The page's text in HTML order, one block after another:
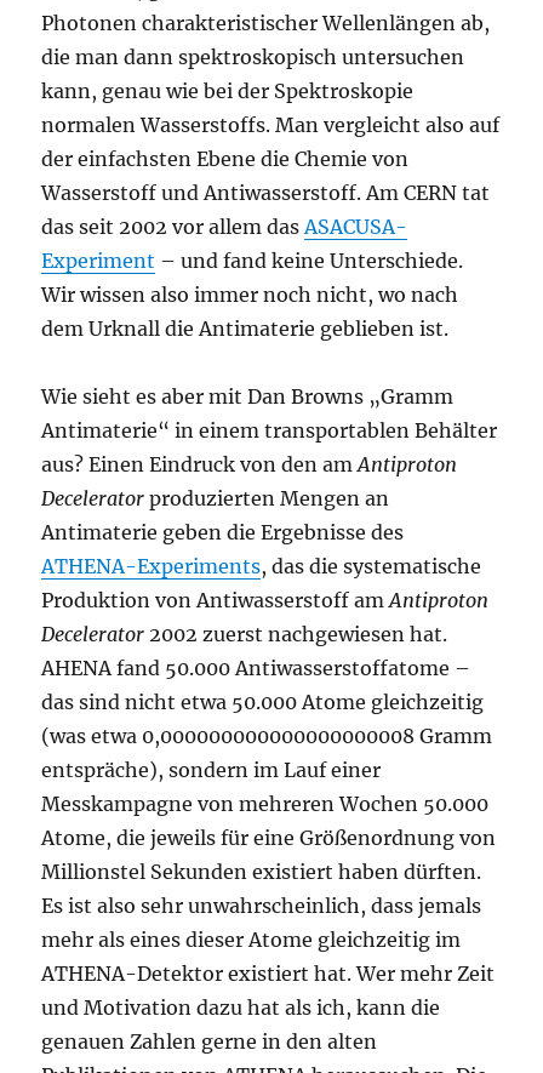
Photonen charakteristischer Wellenlängen ab,
die man dann spektroskopisch untersuchen
kann, genau wie bei der Spektroskopie
normalen Wasserstoffs. Man vergleicht also auf
der einfachsten Ebene die Chemie von
Wasserstoff und Antiwasserstoff. Am CERN tat
das seit 2002 vor allem dasASACUSA-
Experiment – und fand keine Unterschiede.
Wir wissen also immer noch nicht, wo nach
dem Urknall die Antimaterie geblieben ist.
Wie sieht es aber mit Dan Browns „Gramm
Antimaterie“ in einem transportablen Behälter
aus? Einen Eindruck von den amAntiproton
Decelerator produzierten Mengen an
Antimaterie geben die Ergebnisse des
ATHENA-Experiments, das die systematische
Produktion von Antiwasserstoff amAntiproton
Decelerator 2002 zuerst nachgewiesen hat.
AHENA fand 50.000 Antiwasserstoffatome –
das sind nicht etwa 50.000 Atome gleichzeitig
(was etwa 0,000000000000000000008 Gramm
entspräche), sondern im Lauf einer
Messkampagne von mehreren Wochen 50.000
Atome, die jeweils für eine Größenordnung von
Millionstel Sekunden existiert haben dürften.
Es ist also sehr unwahrscheinlich, dass jemals
mehr als eines dieser Atome gleichzeitig im
ATHENA-Detektor existiert hat. Wer mehr Zeit
und Motivation dazu hat als ich, kann die
genauen Zahlen gerne in den alten